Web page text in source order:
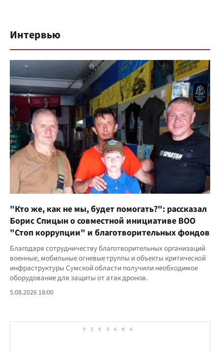
Интервью
"Кто же, как не мы, будет помогать?": рассказал
Борис Спицын о совместной инициативе ВОО
"Стоп коррупции" и благотворительных фондов
Благодаря сотрудничеству благотворительных организаций
военные, мобильные огневые группы и объекты критической
инфраструктуры Сумской области получили необходимое
оборудование для защиты от атак дронов.
5.08.2026 18:00